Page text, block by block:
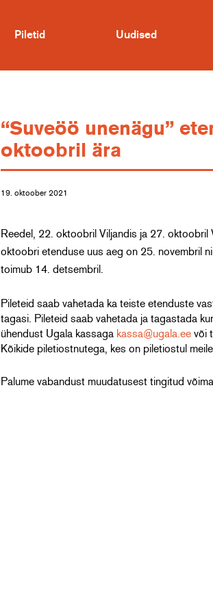
Piletid Uudised
“Suveöö unenägu”
oktoobril ära
19. oktoober 2021
Reedel, 22. oktoobril Viljandis ja 27. oktoobril
oktoobri etenduse uus aeg on 25. novembril
toimub 14. detsembril.
Pileteid saab vahetada ka teiste etenduste
tagasi. Pileteid saab vahetada ja tagastada
ühendust Ugala kassaga kassa@ugala.ee või
Kõikide piletiostnutega, kes on piletiostul
Palume vabandust muudatusest tingitud